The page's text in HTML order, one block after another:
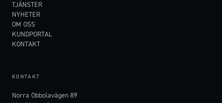
TJÄNSTER
NYHETER
OM OSS
KUNDPORTAL
KONTAKT
KONTAKT
Norra Obbolavägen 89